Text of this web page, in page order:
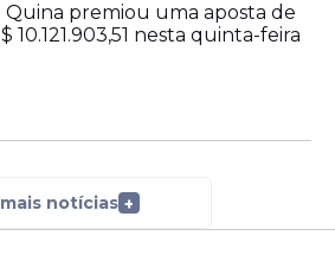
Quina premiou uma aposta de
10.121.903,51 nesta quinta-feira
mais notícias +